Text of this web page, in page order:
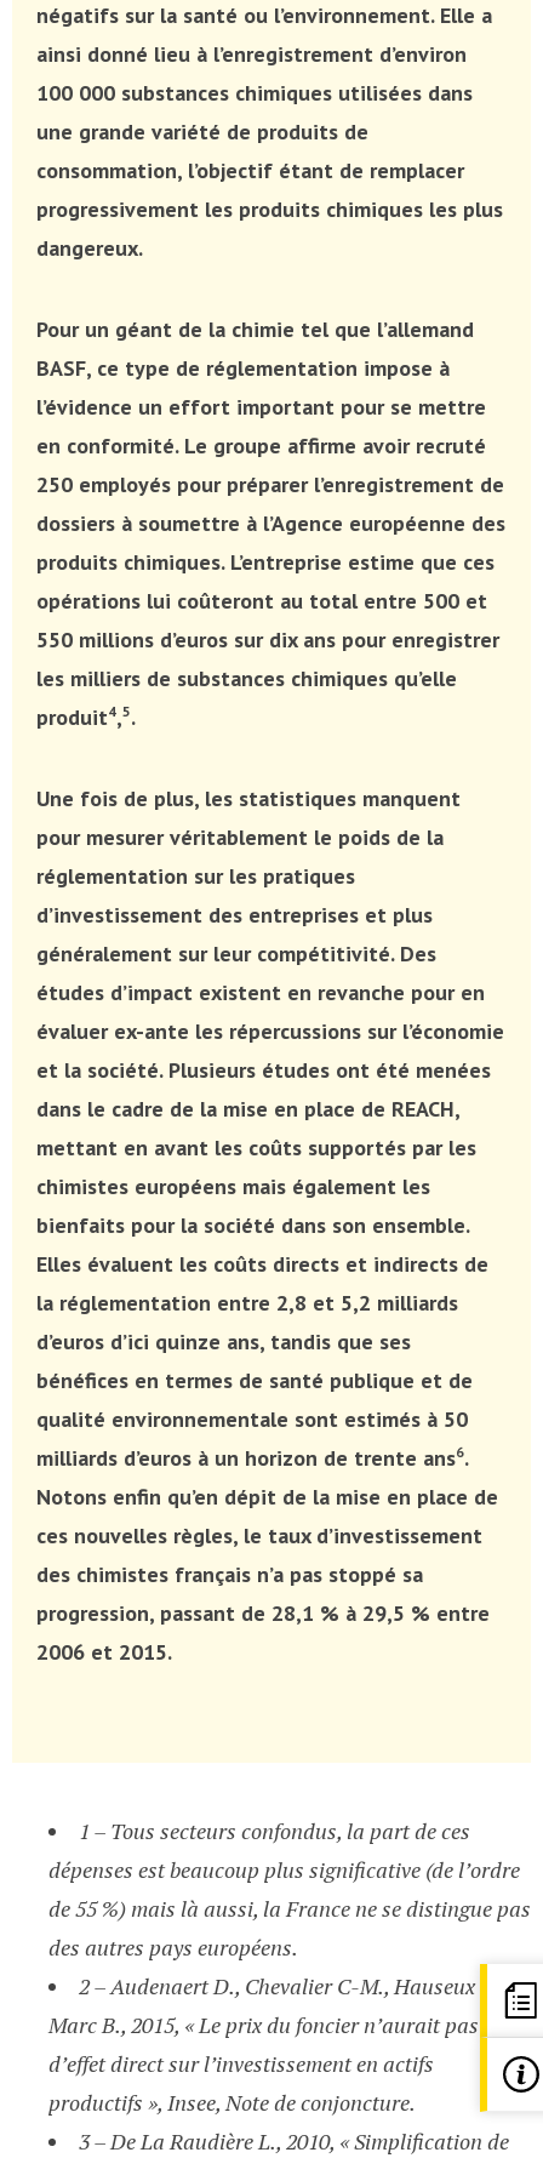
négatifs sur la santé ou l’environnement. Elle a
ainsi donné lieu à l’enregistrement d’environ
100 000 substances chimiques utilisées dans
une grande variété de produits de
consommation, l’objectif étant de remplacer
progressivement les produits chimiques les plus
dangereux.
Pour un géant de la chimie tel que l’allemand
BASF, ce type de réglementation impose à
l’évidence un effort important pour se mettre
en conformité. Le groupe affirme avoir recruté
250 employés pour préparer l’enregistrement de
dossiers à soumettre à l’Agence européenne des
produits chimiques. L’entreprise estime que ces
opérations lui coûteront au total entre 500 et
550 millions d’euros sur dix ans pour enregistrer
les milliers de substances chimiques qu’elle
produit4,5.
Une fois de plus, les statistiques manquent
pour mesurer véritablement le poids de la
réglementation sur les pratiques
d’investissement des entreprises et plus
généralement sur leur compétitivité. Des
études d’impact existent en revanche pour en
évaluer ex-ante les répercussions sur l’économie
et la société. Plusieurs études ont été menées
dans le cadre de la mise en place de REACH,
mettant en avant les coûts supportés par les
chimistes européens mais également les
bienfaits pour la société dans son ensemble.
Elles évaluent les coûts directs et indirects de
la réglementation entre 2,8 et 5,2 milliards
d’euros d’ici quinze ans, tandis que ses
bénéfices en termes de santé publique et de
qualité environnementale sont estimés à 50
milliards d’euros à un horizon de trente ans6.
Notons enfin qu’en dépit de la mise en place de
ces nouvelles règles, le taux d’investissement
des chimistes français n’a pas stoppé sa
progression, passant de 28,1 % à 29,5 % entre
2006 et 2015.
1 – Tous secteurs confondus, la part de ces
dépenses est beaucoup plus significative (de l’ordre
de 55 %) mais là aussi, la France ne se distingue pas
des autres pays européens.
2 – Audenaert D., Chevalier C-M., Hauseux Y.,
Marc B., 2015, « Le prix du foncier n’aurait pas
d’effet direct sur l’investissement en actifs
productifs », Insee, Note de conjoncture.
3 – De La Raudière L., 2010, « Simplification de